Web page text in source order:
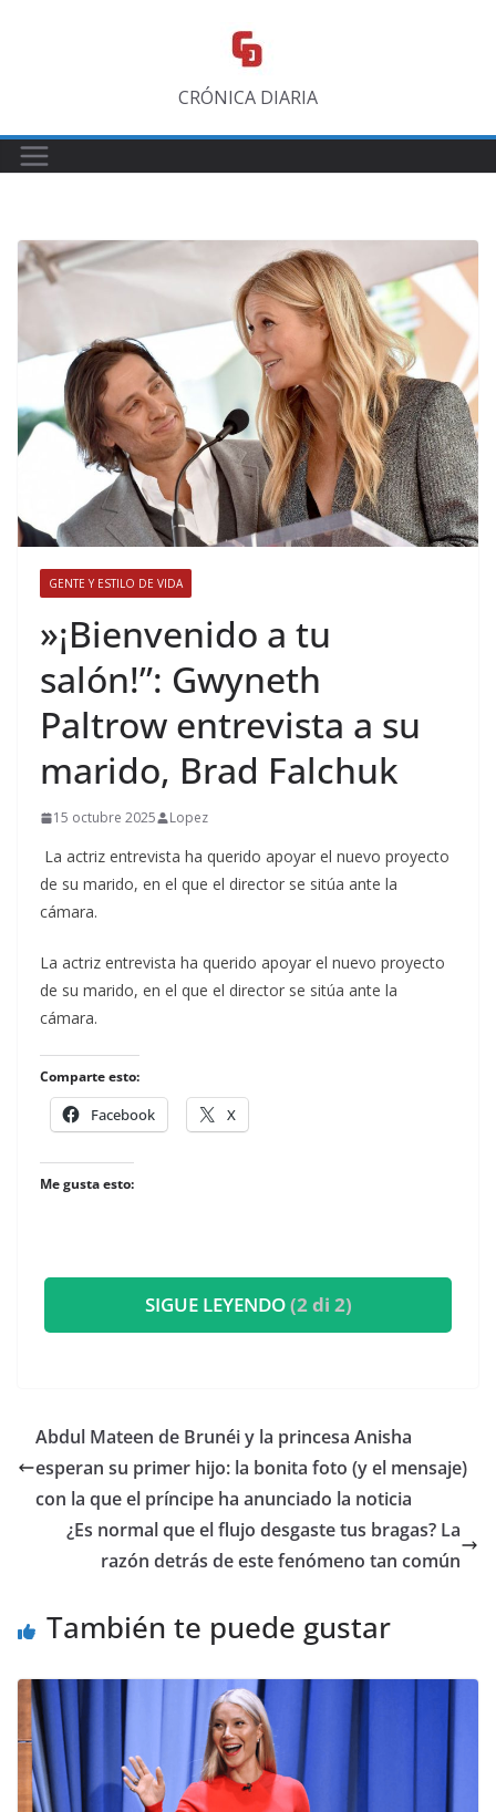
CRÓNICA DIARIA
GENTE Y ESTILO DE VIDA
​»¡Bienvenido a tu
salón!”: Gwyneth
Paltrow entrevista a su
marido, Brad Falchuk
15 octubre 2025 Lopez
La actriz entrevista ha querido apoyar el nuevo proyecto
de su marido, en el que el director se sitúa ante la
cámara.
​La actriz entrevista ha querido apoyar el nuevo proyecto
de su marido, en el que el director se sitúa ante la
cámara.
Comparte esto:
Facebook X
Me gusta esto:
SIGUE LEYENDO(2 di 2)
​Abdul Mateen de Brunéi y la princesa Anisha
esperan su primer hijo: la bonita foto (y el mensaje)
con la que el príncipe ha anunciado la noticia
¿Es normal que el flujo desgaste tus bragas? La
razón detrás de este fenómeno tan común
También te puede gustar